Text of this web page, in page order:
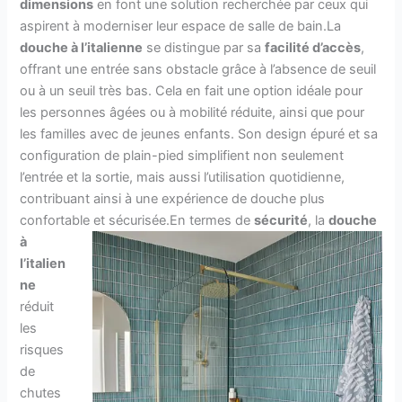
dimensions en font une solution recherchée par ceux qui
aspirent à moderniser leur espace de salle de bain.La
douche à l’italienne se distingue par safacilité d’accès,
offrant une entrée sans obstacle grâce à l’absence de seuil
ou à un seuil très bas. Cela en fait une option idéale pour
les personnes âgées ou à mobilité réduite, ainsi que pour
les familles avec de jeunes enfants. Son design épuré et sa
configuration de plain-pied simplifient non seulement
l’entrée et la sortie, mais aussi l’utilisation quotidienne,
contribuant ainsi à une expérience de douche plus
confortable et sécurisée.En termes desécurité, ladouche
à
l’italien
ne
réduit
les
risques
de
chutes